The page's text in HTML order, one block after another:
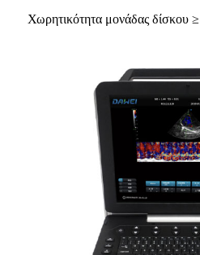
Χωρητικότητα μονάδας δίσκου